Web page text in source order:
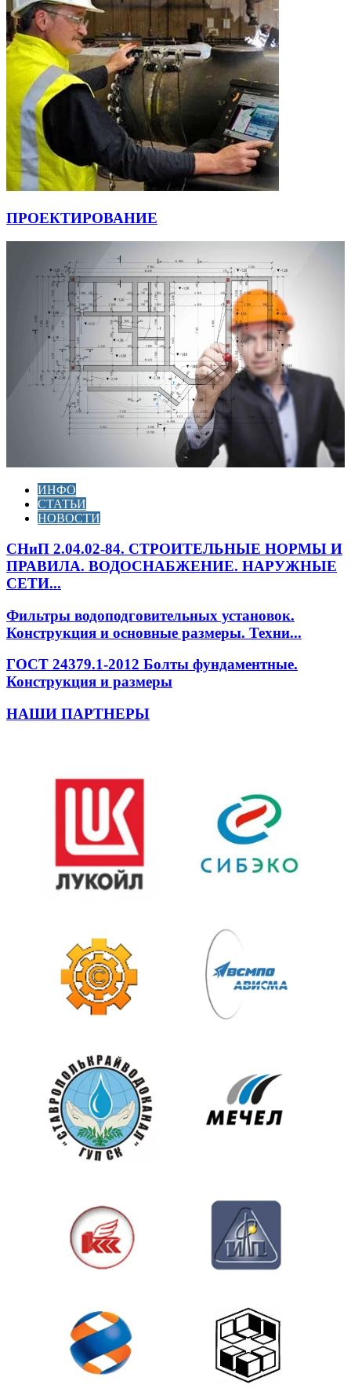
ПРОЕКТИРОВАНИЕ
ИНФО
СТАТЬИ
НОВОСТИ
СНиП 2.04.02-84. СТРОИТЕЛЬНЫЕ НОРМЫ И
ПРАВИЛА. ВОДОСНАБЖЕНИЕ. НАРУЖНЫЕ
СЕТИ...
Фильтры водоподговительных установок.
Конструкция и основные размеры. Техни...
ГОСТ 24379.1-2012 Болты фундаментные.
Конструкция и размеры
НАШИ ПАРТНЕРЫ